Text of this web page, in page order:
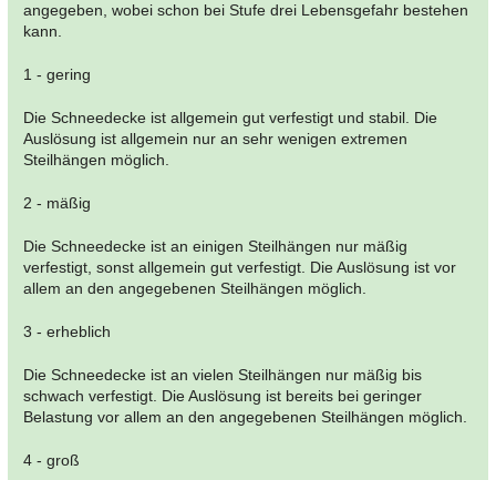
angegeben, wobei schon bei Stufe drei Lebensgefahr bestehen
kann.
1 - gering
Die Schneedecke ist allgemein gut verfestigt und stabil. Die
Auslösung ist allgemein nur an sehr wenigen extremen
Steilhängen möglich.
2 - mäßig
Die Schneedecke ist an einigen Steilhängen nur mäßig
verfestigt, sonst allgemein gut verfestigt. Die Auslösung ist vor
allem an den angegebenen Steilhängen möglich.
3 - erheblich
Die Schneedecke ist an vielen Steilhängen nur mäßig bis
schwach verfestigt. Die Auslösung ist bereits bei geringer
Belastung vor allem an den angegebenen Steilhängen möglich.
4 - groß